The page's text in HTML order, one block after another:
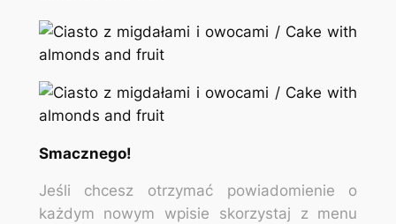
Smacznego!
Jeśli chcesz otrzymać powiadomienie o
każdym nowym wpisie skorzystaj z menu